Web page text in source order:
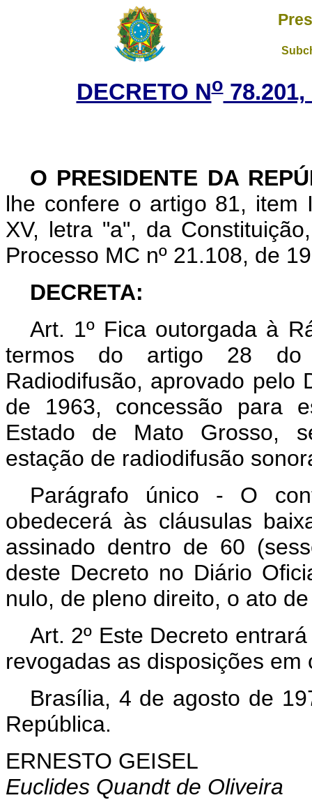
DECRETO No78.201,
O PRESIDENTE DA
lhe confere o artigo 81, item
XV, letra "a", da
Processo MC nº 21.108, de
DECRETA:
Art. 1º Fica outorgada à
termos do artigo 28 do
Radiodifusão, aprovado pelo
de 1963, concessão para
Estado de Mato Grosso,
estação de radiodifusão
Parágrafo único - O
obedecerá às cláusulas
assinado dentro de 60
deste Decreto no Diário
nulo, de pleno direito, o ato
Art. 2º Este Decreto
revogadas as disposições em
Brasília, 4 de agosto de
República.
ERNESTO GEISEL
Euclides Quandt de Oliveira